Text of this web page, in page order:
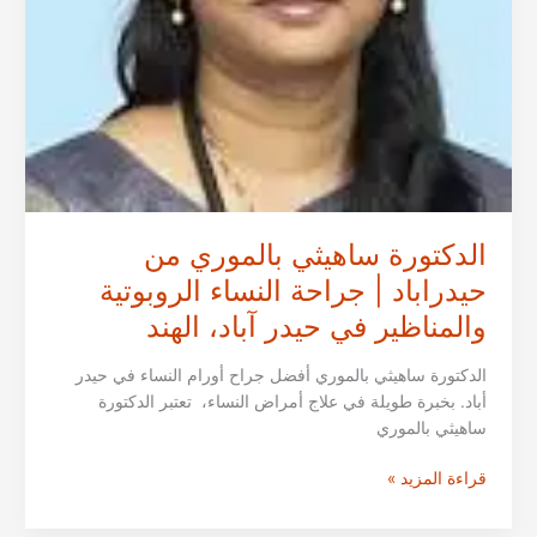
الدكتورة ساهيثي بالموري من
حيدراباد | جراحة النساء الروبوتية
والمناظير في حيدر آباد، الهند
الدكتورة ساهيثي بالموري أفضل جراح أورام النساء في حيدر
أباد. بخبرة طويلة في علاج أمراض النساء، تعتبر الدكتورة
ساهيثي بالموري
الدكتورة
قراءة المزيد »